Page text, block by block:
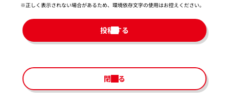
※正しく表示されない場合があるため、環境依存文字の使用はお控えください。​
投稿する
閉じる